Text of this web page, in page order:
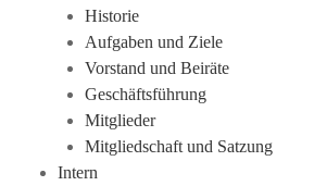
Historie
Aufgaben und Ziele
Vorstand und Beiräte
Geschäftsführung
Mitglieder
Mitgliedschaft und Satzung
Intern